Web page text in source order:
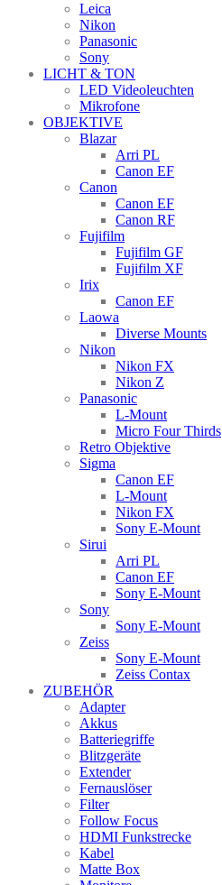
Leica
Nikon
Panasonic
Sony
LICHT & TON
LED Videoleuchten
Mikrofone
OBJEKTIVE
Blazar
Arri PL
Canon EF
Canon
Canon EF
Canon RF
Fujifilm
Fujifilm GF
Fujifilm XF
Irix
Canon EF
Laowa
Diverse Mounts
Nikon
Nikon FX
Nikon Z
Panasonic
L-Mount
Micro Four Thirds
Retro Objektive
Sigma
Canon EF
L-Mount
Nikon FX
Sony E-Mount
Sirui
Arri PL
Canon EF
Sony E-Mount
Sony
Sony E-Mount
Zeiss
Sony E-Mount
Zeiss Contax
ZUBEHÖR
Adapter
Akkus
Batteriegriffe
Blitzgeräte
Extender
Fernauslöser
Filter
Follow Focus
HDMI Funkstrecke
Kabel
Matte Box